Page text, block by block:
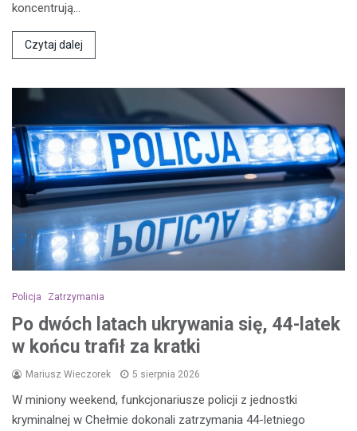
koncentrują…
Czytaj dalej
Policja Zatrzymania
Po dwóch latach ukrywania się, 44-latek
w końcu trafił za kratki
Mariusz Wieczorek 5 sierpnia 2026
W miniony weekend, funkcjonariusze policji z jednostki
kryminalnej w Chełmie dokonali zatrzymania 44-letniego